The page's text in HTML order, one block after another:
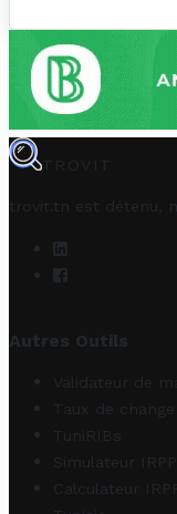
TROVIT
trovit.tn est détenu,
Autres Outils
Validateur de
Taux de
TuniRIBs
Simulateur
Calculateur